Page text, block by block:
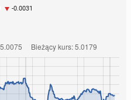
-0.0031